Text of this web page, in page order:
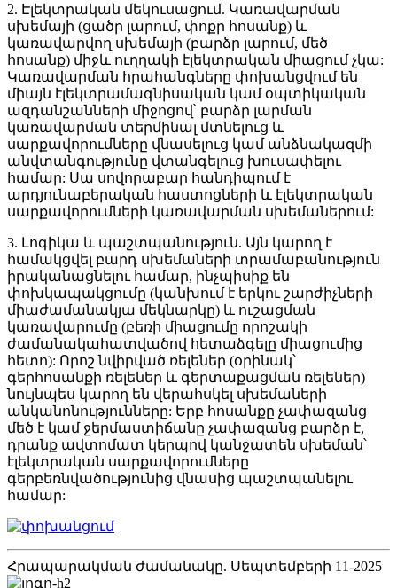
2. Էլեկտրական մեկուսացում. Կառավարման
սխեմայի (ցածր լարում, փոքր հոսանք) և
կառավարվող սխեմայի (բարձր լարում, մեծ
հոսանք) միջև ուղղակի էլեկտրական միացում չկա:
Կառավարման հրահանգները փոխանցվում են
միայն էլեկտրամագնիսական կամ օպտիկական
ազդանշանների միջոցով՝ բարձր լարման
կառավարման տերմինալ մտնելուց և
սարքավորումները վնասելուց կամ անձնակազմի
անվտանգությունը վտանգելուց խուսափելու
համար: Սա սովորաբար հանդիպում է
արդյունաբերական հաստոցների և էլեկտրական
սարքավորումների կառավարման սխեմաներում:
3. Լոգիկա և պաշտպանություն. Այն կարող է
համակցվել բարդ սխեմաների տրամաբանություն
իրականացնելու համար, ինչպիսիք են
փոխկապակցումը (կանխում է երկու շարժիչների
միաժամանակյա մեկնարկը) և ուշացման
կառավարումը (բեռի միացումը որոշակի
ժամանակահատվածով հետաձգելը միացումից
հետո): Որոշ նվիրված ռելեներ (օրինակ՝
գերհոսանքի ռելեներ և գերտաքացման ռելեներ)
նույնպես կարող են վերահսկել սխեմաների
անկանոնությունները: Երբ հոսանքը չափազանց
մեծ է կամ ջերմաստիճանը չափազանց բարձր է,
դրանք ավտոմատ կերպով կանջատեն սխեման՝
էլեկտրական սարքավորումները
գերբեռնվածությունից վնասից պաշտպանելու
համար:
Հրապարակման ժամանակը. Սեպտեմբերի 11-2025